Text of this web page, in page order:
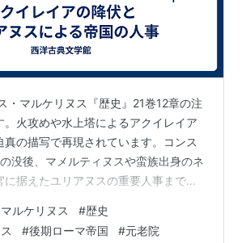
・マルケリヌス『歴史』21巻12章の注
。火攻めや水上塔によるアクイレイア
真の描写で再現されています。コンス
没後、マメルティヌスや蛮族出身のネ
に据えたユリアヌスの重要人事まで、
ルケリヌス #歴史
#後期ローマ帝国 #元老院